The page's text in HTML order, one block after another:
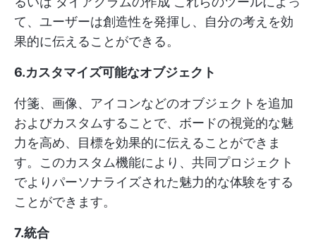
て、ユーザーは創造性を発揮し、自分の考えを効
果的に伝えることができる。
6.カスタマイズ可能なオブジェクト
付箋、画像、アイコンなどのオブジェクトを追加
およびカスタムすることで、ボードの視覚的な魅
力を高め、目標を効果的に伝えることができま
す。このカスタム機能により、共同プロジェクト
でよりパーソナライズされた魅力的な体験をする
ことができます。
7.統合